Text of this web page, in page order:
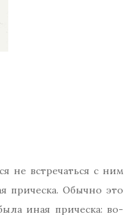
не встречаться с ним
прическа. Обычно это
иная прическа: во-